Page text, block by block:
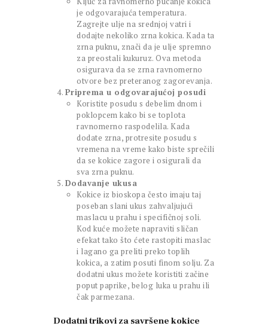
je odgovarajuća temperatura.
Zagrejte ulje na srednjoj vatri i
dodajte nekoliko zrna kokica. Kada ta
zrna puknu, znači da je ulje spremno
za preostali kukuruz. Ova metoda
osigurava da se zrna ravnomerno
otvore bez preteranog zagorevanja.
Priprema u odgovarajućoj posudi
Koristite posudu s debelim dnom i
poklopcem kako bi se toplota
ravnomerno raspodelila. Kada
dodate zrna, protresite posudu s
vremena na vreme kako biste sprečili
da se kokice zagore i osigurali da
sva zrna puknu.
Dodavanje ukusa
Kokice iz bioskopa često imaju taj
poseban slani ukus zahvaljujući
maslacu u prahu i specifičnoj soli.
Kod kuće možete napraviti sličan
efekat tako što ćete rastopiti maslac
i lagano ga preliti preko toplih
kokica, a zatim posuti finom solju. Za
dodatni ukus možete koristiti začine
poput paprike, belog luka u prahu ili
čak parmezana.
Dodatni trikovi za savršene kokice